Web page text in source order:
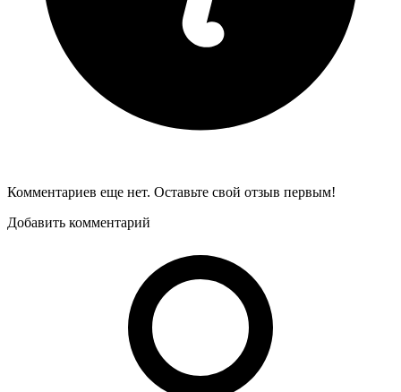
Комментариев еще нет. Оставьте свой отзыв первым!
Добавить комментарий